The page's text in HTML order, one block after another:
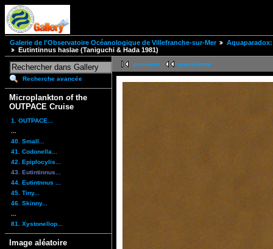
Galerie de l'Observatoire Océanologique de Villefranche-sur-Mer
Eutintinnus haslae (Taniguchi & Hada 1981)
Recherche avancée
Microplankton of the
OUTPACE Cruise
1. OUTPACE...
40. Small...
41. Codonella...
42. Epiplocylis...
43. Eutintinnus...
44. Eutintnnus ...
45. Tiny...
46. Skinny...
81. Xystonellop...
Image aléatoire
première précédente